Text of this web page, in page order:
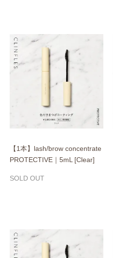
【1本】lash/brow concentrate
PROTECTIVE｜5mL [Clear]
SOLD OUT